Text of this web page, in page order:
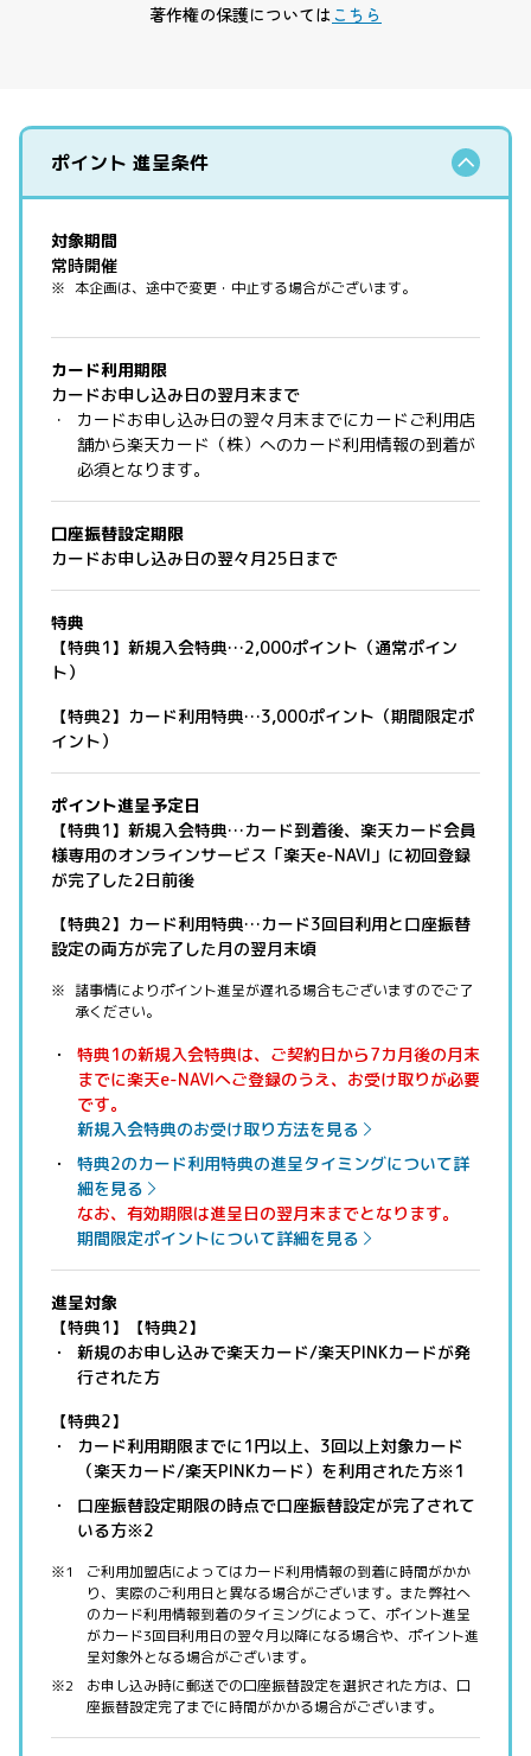
著作権の保護についてはこちら
ポイント 進呈条件
対象期間
常時開催
本企画は、途中で変更・中止する場合がございます。
カード利用期限
カードお申し込み日の翌月末まで
カードお申し込み日の翌々月末までにカードご利用店
舗から楽天カード（株）へのカード利用情報の到着が
必須となります。
口座振替設定期限
カードお申し込み日の翌々月25日まで
特典
【特典1】新規入会特典…2,000ポイント（通常ポイン
ト）
【特典2】カード利用特典…3,000ポイント（期間限定ポ
イント）
ポイント進呈予定日
【特典1】新規入会特典…カード到着後、楽天カード会員
様専用のオンラインサービス「楽天e-NAVI」に初回登録
が完了した2日前後
【特典2】カード利用特典…カード3回目利用と口座振替
設定の両方が完了した月の翌月末頃
諸事情によりポイント進呈が遅れる場合もございますのでご了
承ください。
特典1の新規入会特典は、ご契約日から7カ月後の月末
までに楽天e-NAVIへご登録のうえ、お受け取りが必要
です。
新規入会特典のお受け取り方法を見る
特典2のカード利用特典の進呈タイミングについて詳
細を見る
なお、有効期限は進呈日の翌月末までとなります。
期間限定ポイントについて詳細を見る
進呈対象
【特典1】【特典2】
新規のお申し込みで楽天カード/楽天PINKカードが発
行された方
【特典2】
カード利用期限までに1円以上、3回以上対象カード
（楽天カード/楽天PINKカード）を利用された方※1
口座振替設定期限の時点で口座振替設定が完了されて
いる方※2
ご利用加盟店によってはカード利用情報の到着に時間がかか
り、実際のご利用日と異なる場合がございます。また弊社へ
のカード利用情報到着のタイミングによって、ポイント進呈
がカード3回目利用日の翌々月以降になる場合や、ポイント進
呈対象外となる場合がございます。
お申し込み時に郵送での口座振替設定を選択された方は、口
座振替設定完了までに時間がかかる場合がございます。